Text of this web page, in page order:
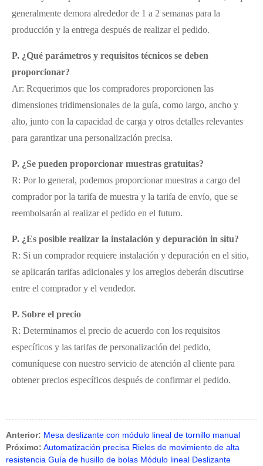
generalmente demora alrededor de 1 a 2 semanas para la
producción y la entrega después de realizar el pedido.
P. ¿Qué parámetros y requisitos técnicos se deben
proporcionar?
Ar: Requerimos que los compradores proporcionen las
dimensiones tridimensionales de la guía, como largo, ancho y
alto, junto con la capacidad de carga y otros detalles relevantes
para garantizar una personalización precisa.
P. ¿Se pueden proporcionar muestras gratuitas?
R: Por lo general, podemos proporcionar muestras a cargo del
comprador por la tarifa de muestra y la tarifa de envío, que se
reembolsarán al realizar el pedido en el futuro.
P. ¿Es posible realizar la instalación y depuración in situ?
R: Si un comprador requiere instalación y depuración en el sitio,
se aplicarán tarifas adicionales y los arreglos deberán discutirse
entre el comprador y el vendedor.
P. Sobre el precio
R: Determinamos el precio de acuerdo con los requisitos
específicos y las tarifas de personalización del pedido,
comuníquese con nuestro servicio de atención al cliente para
obtener precios específicos después de confirmar el pedido.
Anterior: Mesa deslizante con módulo lineal de tornillo manual
Próximo: Automatización precisa Rieles de movimiento de alta
resistencia Guía de husillo de bolas Módulo lineal Deslizante